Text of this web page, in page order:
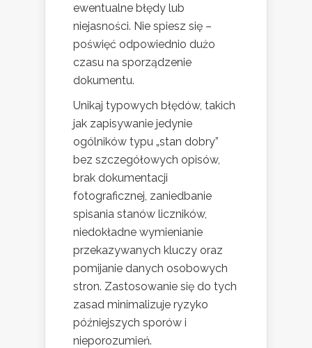
ewentualne błędy lub
niejasności. Nie spiesz się –
poświęć odpowiednio dużo
czasu na sporządzenie
dokumentu.
Unikaj typowych błędów, takich
jak zapisywanie jedynie
ogólników typu „stan dobry”
bez szczegółowych opisów,
brak dokumentacji
fotograficznej, zaniedbanie
spisania stanów liczników,
niedokładne wymienianie
przekazywanych kluczy oraz
pomijanie danych osobowych
stron. Zastosowanie się do tych
zasad minimalizuje ryzyko
późniejszych sporów i
nieporozumień.